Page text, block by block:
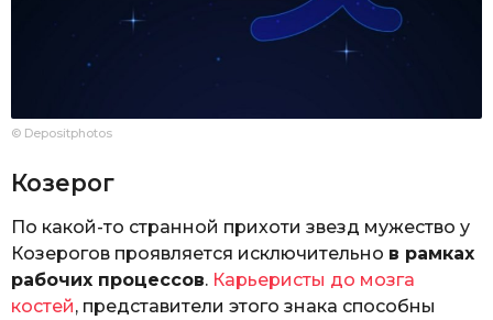
© Depositphotos
Козерог
По какой-то странной прихоти звезд мужество у
Козерогов проявляется исключительно в рамках
рабочих процессов. Карьеристы до мозга
костей, представители этого знака способны